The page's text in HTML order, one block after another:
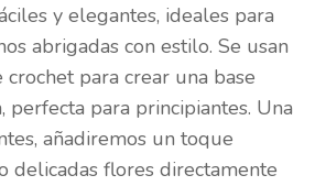
y elegantes, ideales para
abrigadas con estilo. Se usan
crochet para crear una base
perfecta para principiantes. Una
añadiremos un toque
delicadas flores directamente